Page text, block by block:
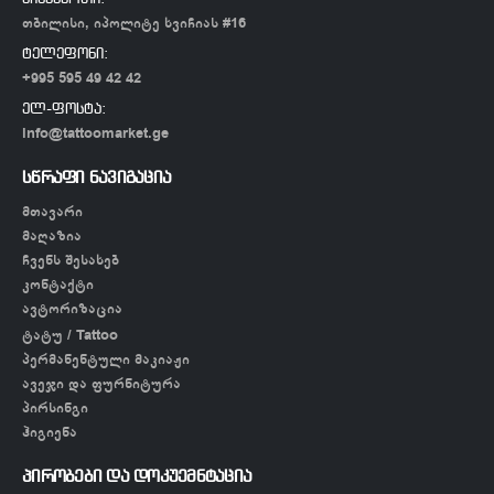
თბილისი, იპოლიტე ხვიჩიას #16
ტელეფონი:
+995 595 49 42 42
ელ-ფოსტა:
info@tattoomarket.ge
სწრაფი ნავიგაცია
მთავარი
მაღაზია
ჩვენს შესახებ
კონტაქტი
ავტორიზაცია
ტატუ / Tattoo
პერმანენტული მაკიაჟი
ავეჯი და ფურნიტურა
პირსინგი
ჰიგიენა
პირობები და დოკუემნტაცია